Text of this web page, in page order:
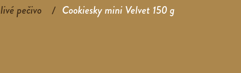
pečivo Cookiesky mini Velvet 150 g